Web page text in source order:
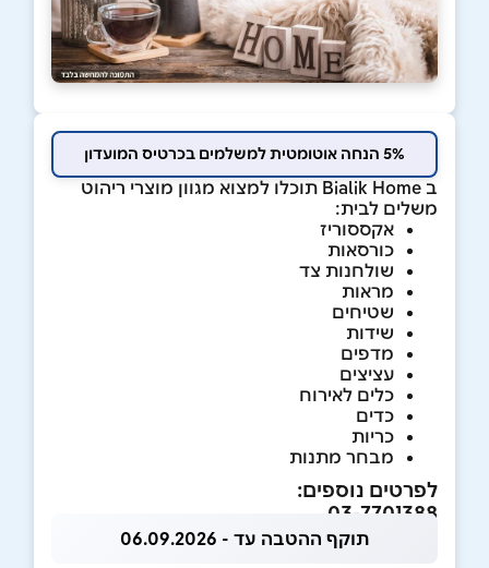
5% הנחה אוטומטית למשלמים בכרטיס המועדון
ב Bialik Home תוכלו למצוא מגוון מוצרי ריהוט
משלים לבית:
אקססוריז
כורסאות
שולחנות צד
מראות
שטיחים
שידות
מדפים
עציצים
כלים לאירוח
כדים
כריות
מבחר מתנות
לפרטים נוספים:
03-7701388
תוקף ההטבה עד - 06.09.2026